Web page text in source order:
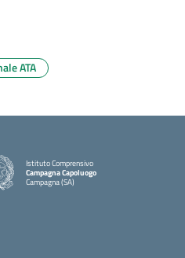
ATA
Istituto Comprensivo
Campagna Capoluogo
Campagna (SA)